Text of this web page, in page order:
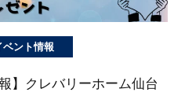
ント情報
】クレバリーホーム仙台